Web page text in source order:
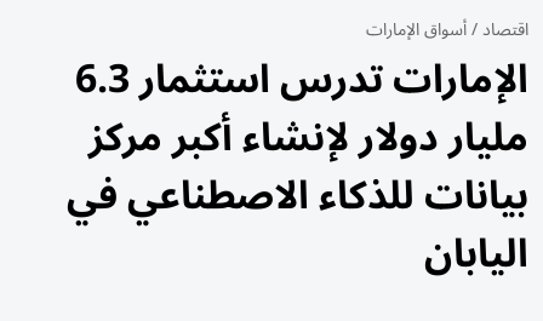
اقتصاد/أسواق الإمارات
الإمارات تدرس استثمار 6.3
مليار دولار لإنشاء أكبر مركز
بيانات للذكاء الاصطناعي في
اليابان